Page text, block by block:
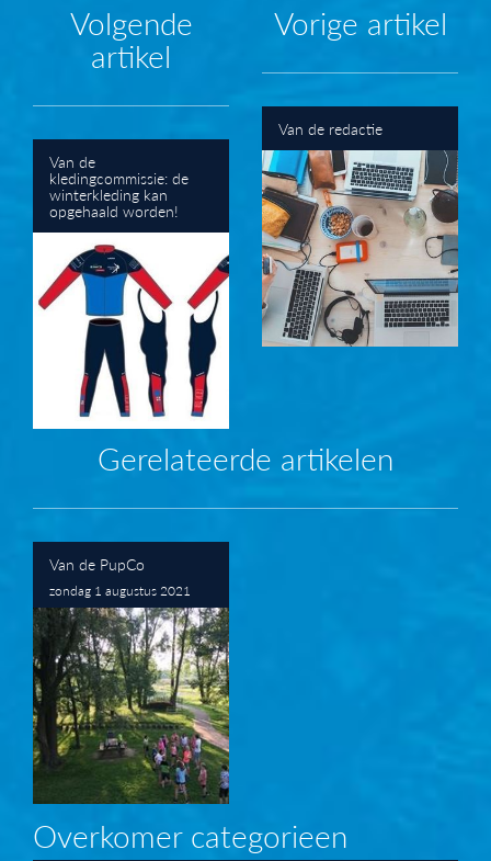
Volgende
artikel
Van de
kledingcommissie: de
winterkleding kan
opgehaald worden!
Vorige artikel
Van de redactie
Gerelateerde artikelen
Van de PupCo
zondag 1 augustus 2021
Overkomer categorieen